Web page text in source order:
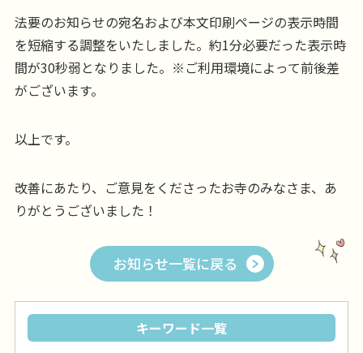
法要のお知らせの宛名および本文印刷ページの表示時間
を短縮する調整をいたしました。約1分必要だった表示時
間が30秒弱となりました。※ご利用環境によって前後差
がございます。
以上です。
改善にあたり、ご意見をくださったお寺のみなさま、あ
りがとうございました！
お知らせ一覧に戻る
キーワード一覧